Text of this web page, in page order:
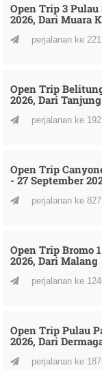
Open Trip 3 Pulau
2026, Dari Muara
perjalanan ke 221
Open Trip
2026, Dari
perjalanan ke 192
Open Trip
- 27 September
perjalanan ke 827
Open Trip Bromo
2026, Dari Malang
perjalanan ke
Open Trip Pulau
2026, Dari
perjalanan ke